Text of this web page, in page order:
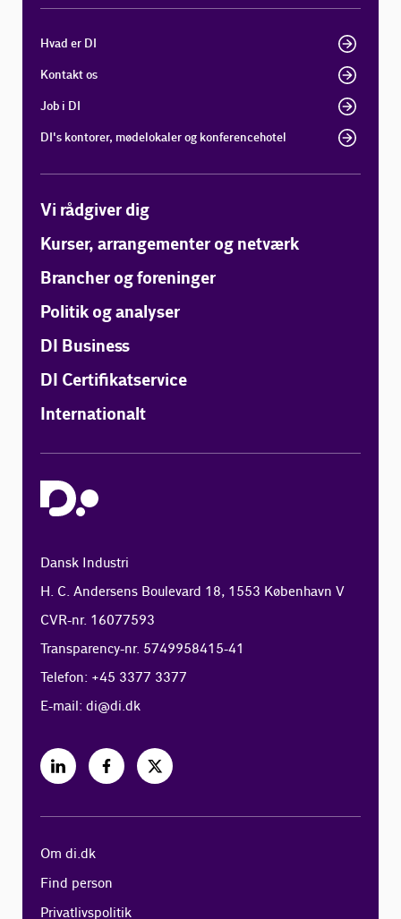
Hvad er DI
Kontakt os
Job i DI
DI's kontorer, mødelokaler og konferencehotel
Vi rådgiver dig
Kurser, arrangementer og netværk
Brancher og foreninger
Politik og analyser
DI Business
DI Certifikatservice
Internationalt
Dansk Industri
H. C. Andersens Boulevard 18, 1553 København V
CVR-nr. 16077593
Transparency-nr. 5749958415-41
Telefon: +45 3377 3377
E-mail:di@di.dk
Om di.dk
Find person
Privatlivspolitik